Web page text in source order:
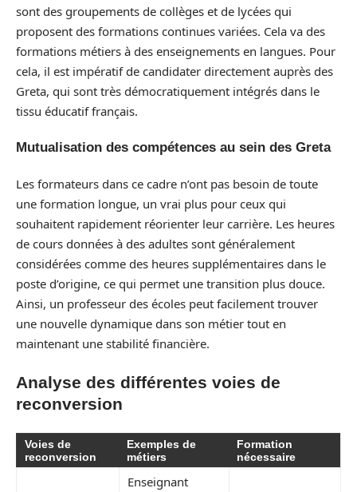
sont des groupements de collèges et de lycées qui
proposent des formations continues variées. Cela va des
formations métiers à des enseignements en langues. Pour
cela, il est impératif de candidater directement auprès des
Greta, qui sont très démocratiquement intégrés dans le
tissu éducatif français.
Mutualisation des compétences au sein des Greta
Les formateurs dans ce cadre n’ont pas besoin de toute
une formation longue, un vrai plus pour ceux qui
souhaitent rapidement réorienter leur carrière. Les heures
de cours données à des adultes sont généralement
considérées comme des heures supplémentaires dans le
poste d’origine, ce qui permet une transition plus douce.
Ainsi, un professeur des écoles peut facilement trouver
une nouvelle dynamique dans son métier tout en
maintenant une stabilité financière.
Analyse des différentes voies de
reconversion
Voies de
reconversion
Exemples de
métiers
Formation
nécessaire
Enseignant